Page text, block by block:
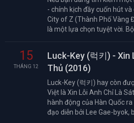
- chính kịch đầy cuốn hút
City of Z (Thành Phố Vàng
là một lựa chọn tuyệt vời. Bộ
15
THÁNG 12
Luck-Key (럭키) - Xin
Thủ (2016)
Luck-Key (럭키) hay còn
Việt là Xin Lỗi Anh Chỉ Là
hành động của Hàn Quốc
đạo diễn bởi Lee Gae-byok,